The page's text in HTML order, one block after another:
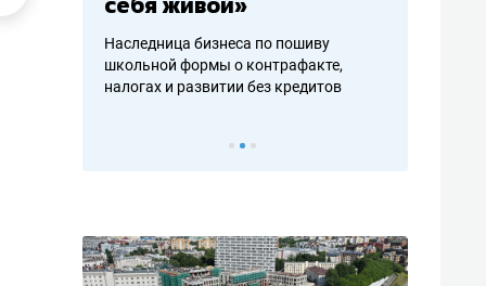
Наследница бизнеса по пошиву
школьной формы о контрафакте,
налогах и развитии без кредитов